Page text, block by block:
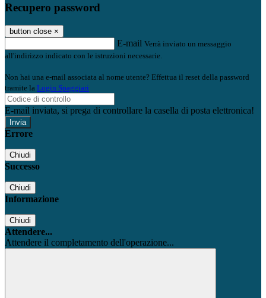
Recupero password
button close ×
E-mail Verrà inviato un messaggio
all'indirizzo indicato con le istruzioni necessarie.
Non hai una e-mail associata al nome utente? Effettua il reset della password
tramite la Login Spaggiari
E-mail inviata, si prega di controllare la casella di posta elettronica!
Errore
Chiudi
Successo
Chiudi
Informazione
Chiudi
Attendere...
Attendere il completamento dell'operazione...